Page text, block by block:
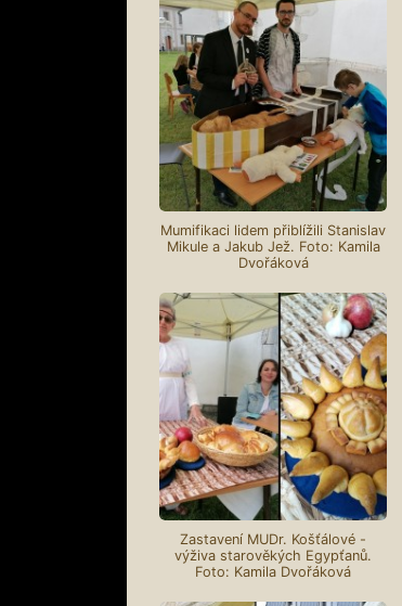
Mumifikaci lidem přiblížili Stanislav
Mikule a Jakub Jež. Foto: Kamila
Dvořáková
Zastavení MUDr. Košťálové -
výživa starověkých Egypťanů.
Foto: Kamila Dvořáková